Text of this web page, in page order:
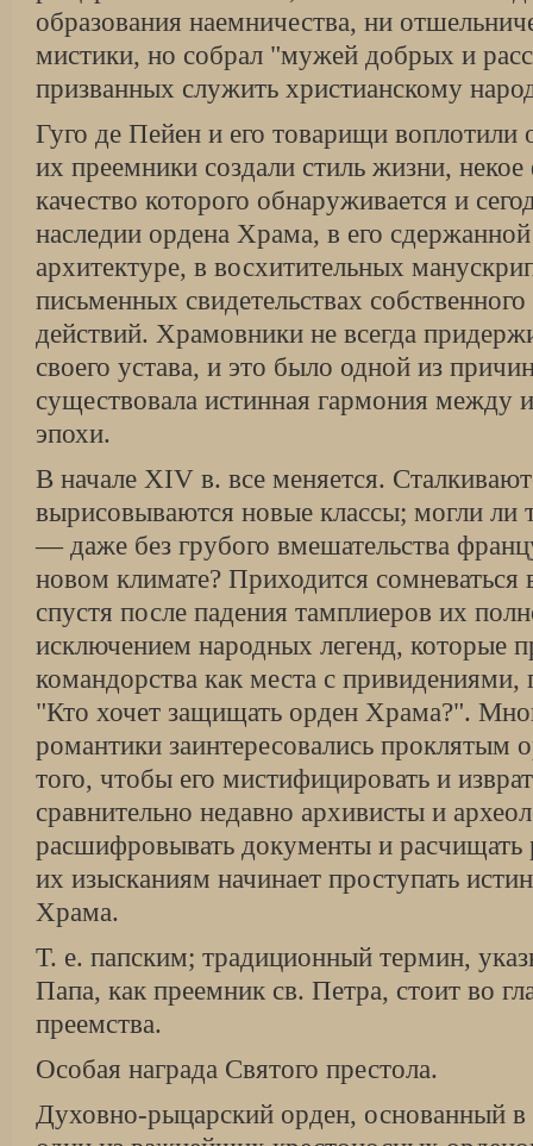
образования наемничества, ни
мистики, но собрал "мужей добрых и
призванных служить христианскому
Гуго де Пейен и его товарищи воплотили
их преемники создали стиль жизни,
качество которого обнаруживается и
наследии ордена Храма, в его
архитектуре, в восхитительных
письменных свидетельствах
действий. Храмовники не всегда
своего устава, и это было одной из
существовала истинная гармония между
эпохи.
В начале XIV в. все меняется.
вырисовываются новые классы; могли ли
— даже без грубого вмешательства
новом климате? Приходится сомневаться
спустя после падения тамплиеров их
исключением народных легенд, которые
командорства как места с привидениями,
"Кто хочет защищать орден Храма?".
романтики заинтересовались проклятым
того, чтобы его мистифицировать и
сравнительно недавно архивисты и
расшифровывать документы и
их изысканиям начинает проступать
Храма.
Т. е. папским; традиционный термин,
Папа, как преемник св. Петра, стоит во
преемства.
Особая награда Святого престола.
Духовно-рыцарский орден, основанный в